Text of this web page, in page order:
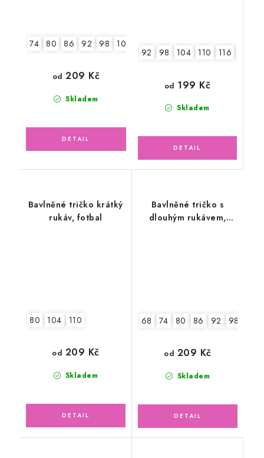
74 80 86 92 98 104
Skladem
od 209 Kč
92 98 104 110 116
Skladem
od 199 Kč
Bavlněné tričko krátký
rukáv, fotbal
80 104 110
Skladem
od 209 Kč
Bavlněné tričko s
dlouhým rukávem,
68 74 80 86 92 98
Skladem
od 209 Kč